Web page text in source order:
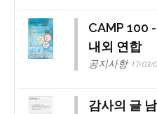
CAMP 100
내외 연합
공지사항 17/03/
감사의 글